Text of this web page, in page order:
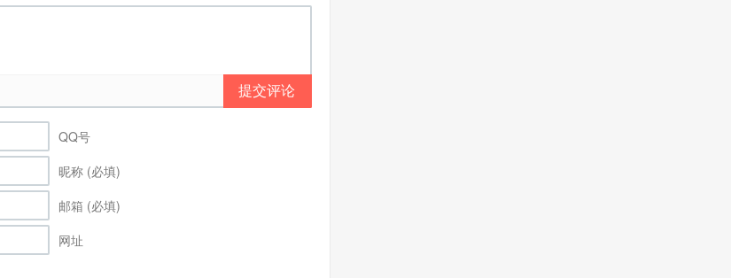
提交评论
QQ号
昵称 (必填)
邮箱 (必填)
网址